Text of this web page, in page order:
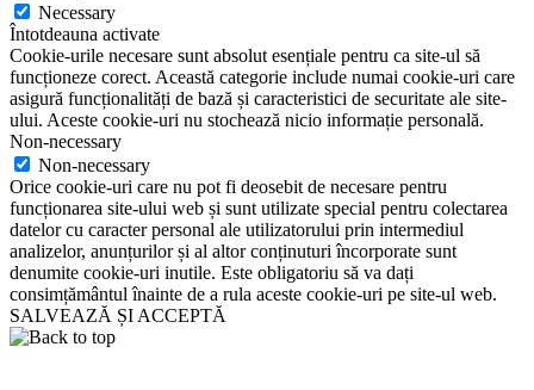
Necessary
Întotdeauna activate
Cookie-urile necesare sunt absolut esențiale pentru ca site-ul să
funcționeze corect. Această categorie include numai cookie-uri care
asigură funcționalități de bază și caracteristici de securitate ale site-
ului. Aceste cookie-uri nu stochează nicio informație personală.
Non-necessary
Non-necessary
Orice cookie-uri care nu pot fi deosebit de necesare pentru
funcționarea site-ului web și sunt utilizate special pentru colectarea
datelor cu caracter personal ale utilizatorului prin intermediul
analizelor, anunțurilor și al altor conținuturi încorporate sunt
denumite cookie-uri inutile. Este obligatoriu să va dați
consimțământul înainte de a rula aceste cookie-uri pe site-ul web.
SALVEAZĂ ȘI ACCEPTĂ